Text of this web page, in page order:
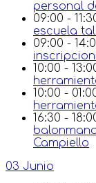
personal
09:00 -
escuela
09:00 -
10:00 -
10:00 -
16:30 -
Campiello
03 Junio